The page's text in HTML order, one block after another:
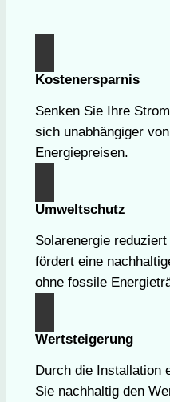
Kostenersparnis
Senken Sie Ihre
sich unabhängiger
Energiepreisen.
Umweltschutz
Solarenergie
fördert eine
ohne fossile
Wertsteigerung
Durch die Installation
Sie nachhaltig den